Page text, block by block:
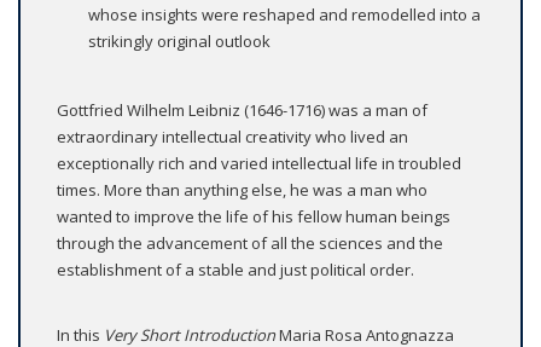
whose insights were reshaped and remodelled into a
strikingly original outlook
Gottfried Wilhelm Leibniz (1646-1716) was a man of
extraordinary intellectual creativity who lived an
exceptionally rich and varied intellectual life in troubled
times. More than anything else, he was a man who
wanted to improve the life of his fellow human beings
through the advancement of all the sciences and the
establishment of a stable and just political order.
In this Very Short IntroductionMaria Rosa Antognazza